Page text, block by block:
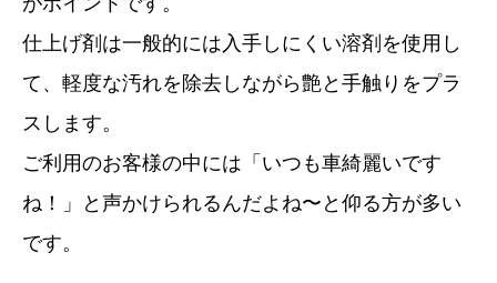
仕上げ剤は一般的には入手しにくい溶剤を使用し
て、軽度な汚れを除去しながら艶と手触りをプラ
スします。
ご利用のお客様の中には「いつも車綺麗いです
ね！」と声かけられるんだよね〜と仰る方が多い
です。